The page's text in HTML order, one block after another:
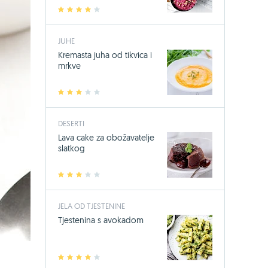
2 3 4
JUHE
2 3 4
Kremasta juha od tikvica i
mrkve
DESERTI
2 3 4
Lava cake za obožavatelje
slatkog
JELA OD TJESTENINE
2 3 4
Tjestenina s avokadom